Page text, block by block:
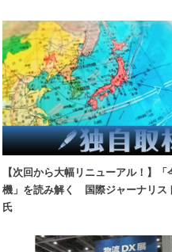
【次回から大幅リニューアル！】
機」を読み解く 国際ジャーナリス
氏